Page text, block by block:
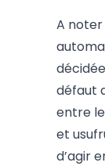
A
défaut
entre
et
d’agir